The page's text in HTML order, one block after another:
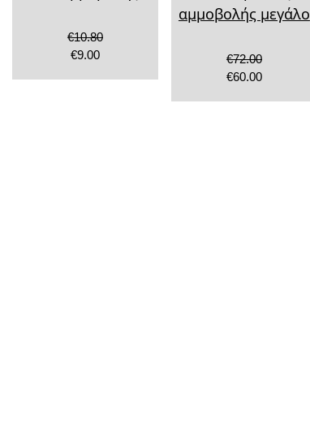
€10.80
€9.00
αμμοβολής μεγάλο
€72.00
€60.00